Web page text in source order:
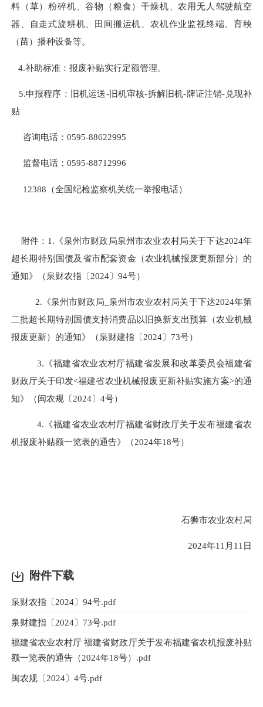
料（草）粉碎机、谷物（粮食）干燥机、农用无人驾驶航空
器、自走式旋耕机、田间搬运机、农机作业监视终端、育秧
（苗）播种设备等。
4.补助标准：报废补贴实行定额管理。
5.申报程序：旧机运送-旧机审核-拆解旧机-牌证注销-兑现补
贴
咨询电话：0595-88622995
监督电话：0595-88712996
12388（全国纪检监察机关统一举报电话）
附件：1.《泉州市财政局泉州市农业农村局关于下达2024年
超长期特别国债及省市配套资金（农业机械报废更新部分）的
通知》（泉财农指〔2024〕94号）
2.《泉州市财政局_泉州市农业农村局关于下达2024年第
二批超长期特别国债支持消费品以旧换新支出预算（农业机械
报废更新）的通知》（泉财建指〔2024〕73号）
3.《福建省农业农村厅福建省发展和改革委员会福建省
财政厅关于印发<福建省农业机械报废更新补贴实施方案>的通
知》（闽农规〔2024〕4号）
4.《福建省农业农村厅福建省财政厅关于发布福建省农
机报废补贴额一览表的通告》（2024年18号）
石狮市农业农村局
2024年11月11日
附件下载
泉财农指〔2024〕94号.pdf
泉财建指〔2024〕73号.pdf
福建省农业农村厅 福建省财政厅关于发布福建省农机报废补贴
额一览表的通告（2024年18号）.pdf
闽农规〔2024〕4号.pdf